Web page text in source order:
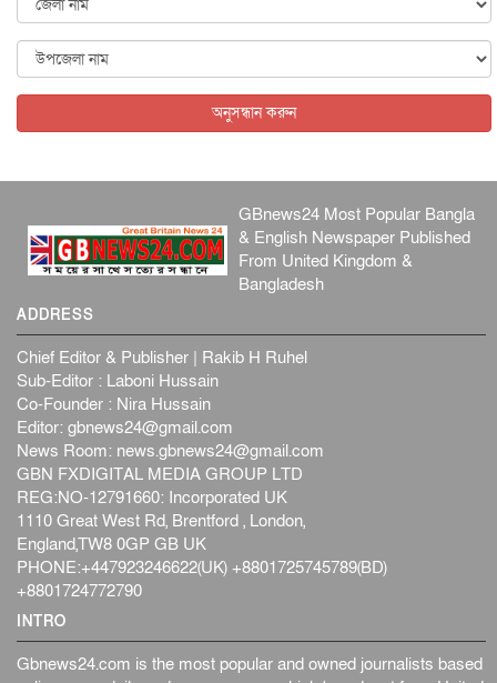
আন্তর্জাতিক ৫ আগস্ট, ২০২৬
অনুসন্ধান করুন
GBnews24 Most Popular Bangla
& English Newspaper Published
From United Kingdom &
Bangladesh
ADDRESS
Chief Editor & Publisher | Rakib H Ruhel
Sub-Editor : Laboni Hussain
Co-Founder : Nira Hussain
Editor: gbnews24@gmail.com
News Room: news.gbnews24@gmail.com
GBN FXDIGITAL MEDIA GROUP LTD
REG:NO-12791660: Incorporated UK
1110 Great West Rd, Brentford , London,
England,TW8 0GP GB UK
PHONE:+447923246622(UK) +8801725745789(BD)
+8801724772790
INTRO
Gbnews24.com is the most popular and owned journalists based